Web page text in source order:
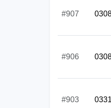
#907
#906
#903